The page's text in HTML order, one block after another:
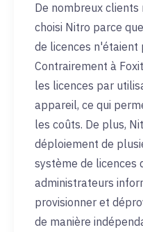
De nombreux
choisi Nitro parce
de licences n'étaient
Contrairement à
les licences par
appareil, ce qui
les coûts. De plus,
déploiement de
système de licences
administrateurs
provisionner et
de manière